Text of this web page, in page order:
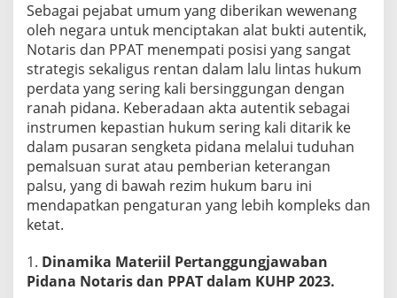
H
u
k
u
m
A
c
a
r
a
P
i
d
a
2
0
Sebagai pejabat umum yang diberikan wewenang
oleh negara untuk menciptakan alat bukti autentik,
Notaris dan PPAT menempati posisi yang sangat
strategis sekaligus rentan dalam lalu lintas hukum
perdata yang sering kali bersinggungan dengan
ranah pidana. Keberadaan akta autentik sebagai
instrumen kepastian hukum sering kali ditarik ke
dalam pusaran sengketa pidana melalui tuduhan
pemalsuan surat atau pemberian keterangan
palsu, yang di bawah rezim hukum baru ini
mendapatkan pengaturan yang lebih kompleks dan
ketat.
1. Dinamika Materiil Pertanggungjawaban
Pidana Notaris dan PPAT dalam KUHP 2023.